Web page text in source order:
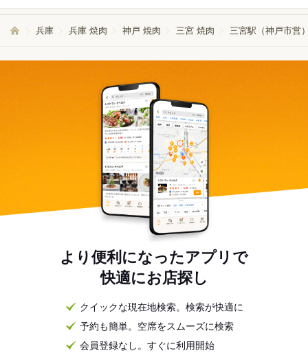
兵庫 兵庫 焼肉 神戸 焼肉 三宮 焼肉 三宮駅（神戸市営
より便利になったアプリで
快適にお店探し
クイックな現在地検索。検索が快適に
予約も簡単。空席をスムーズに検索
会員登録なし。すぐに利用開始